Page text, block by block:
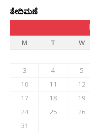
ತೇದಿಮಣೆ
M
T W
3
4 5
10
11 12
17
18 19
24
25 26
31